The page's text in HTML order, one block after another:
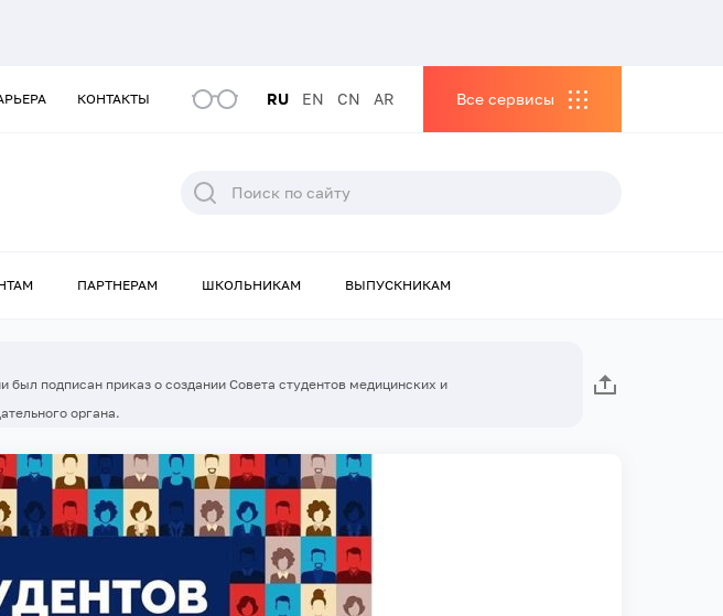
КОНТАКТЫ RU EN CN AR Все сервисы
ПАРТНЕРАМ ШКОЛЬНИКАМ ВЫПУСКНИКАМ
подписан приказ о создании Совета студентов медицинских и
органа.